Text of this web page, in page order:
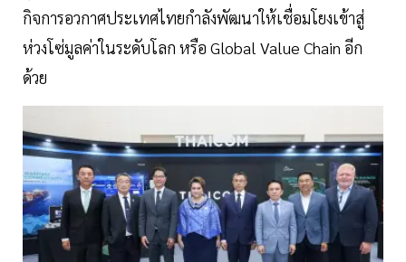
กิจการอวกาศประเทศไทยกำลังพัฒนาให้เชื่อมโยงเข้าสู่
ห่วงโซ่มูลค่าในระดับโลก หรือ Global Value Chain อีก
ด้วย